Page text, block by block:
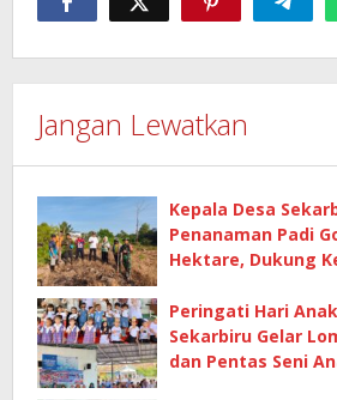
Jangan Lewatkan
Kepala Desa
Penanaman Padi
Hektare, Dukung
Peringati Hari
Sekarbiru Gelar
dan Pentas Seni